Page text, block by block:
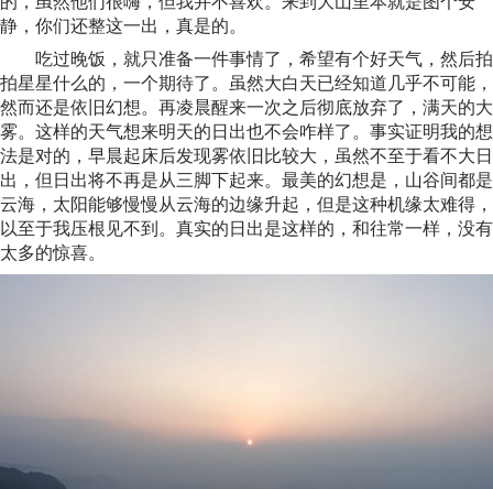
静，你们还整这一出，真是的。
吃过晚饭，就只准备一件事情了，希望有个好天气，然后拍
拍星星什么的，一个期待了。虽然大白天已经知道几乎不可能，
然而还是依旧幻想。再凌晨醒来一次之后彻底放弃了，满天的大
雾。这样的天气想来明天的日出也不会咋样了。事实证明我的想
法是对的，早晨起床后发现雾依旧比较大，虽然不至于看不大日
出，但日出将不再是从三脚下起来。最美的幻想是，山谷间都是
云海，太阳能够慢慢从云海的边缘升起，但是这种机缘太难得，
以至于我压根见不到。真实的日出是这样的，和往常一样，没有
太多的惊喜。